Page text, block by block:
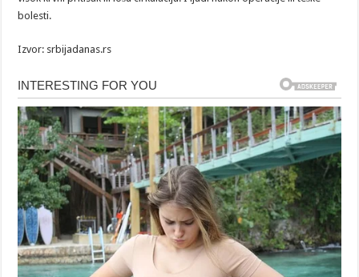
bolesti.
Izvor: srbijadanas.rs